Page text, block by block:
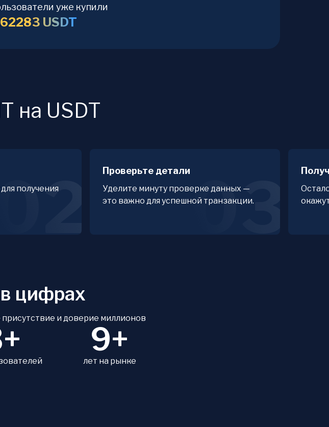
уже купили
USDT
на USDT
получения
Проверьте детали
Уделите минуту проверке данных —
это важно для успешной транзакции.
03
цифрах
и доверие миллионов
9+
лет на рынке